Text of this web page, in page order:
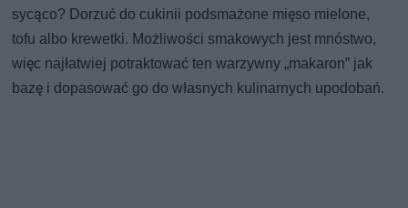
sycąco? Dorzuć do cukinii podsmażone mięso mielone,
tofu albo krewetki. Możliwości smakowych jest mnóstwo,
więc najłatwiej potraktować ten warzywny „makaron” jak
bazę i dopasować go do własnych kulinarnych upodobań.